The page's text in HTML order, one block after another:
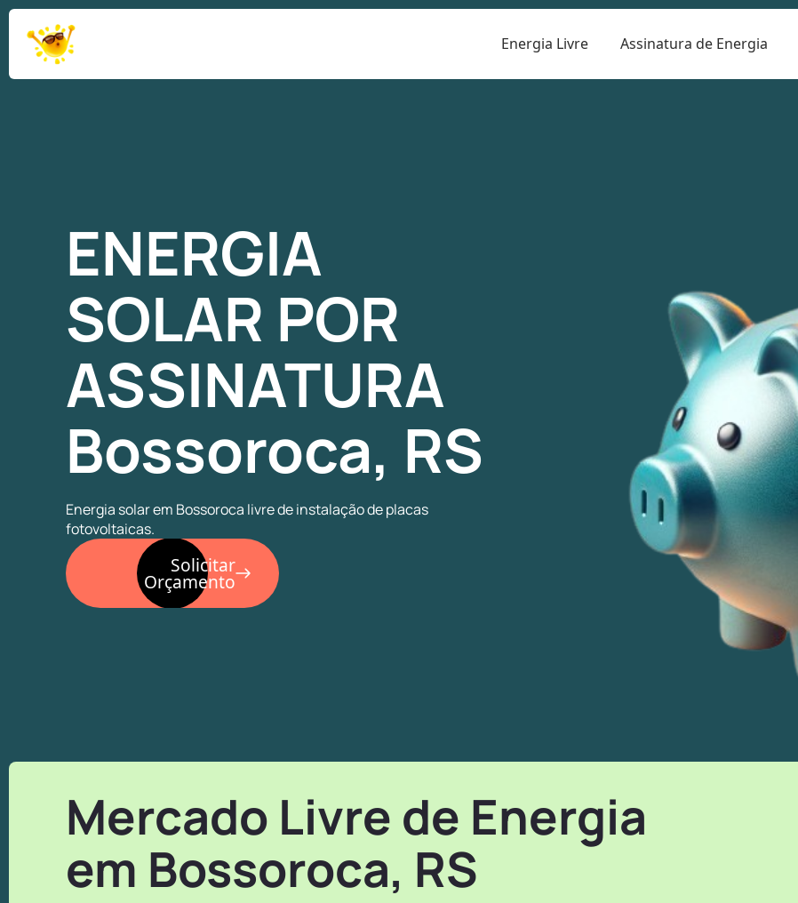
Energia Livre Assinatura de Energia
ENERGIA
SOLAR POR
ASSINATURA
Bossoroca, RS
Energia solar em Bossoroca livre de instalação de placas
fotovoltaicas.
Solicitar
Orçamento
Mercado Livre de Energia
em Bossoroca, RS